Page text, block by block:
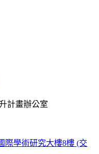
計畫辦公室
際學術研究大樓8樓 (交